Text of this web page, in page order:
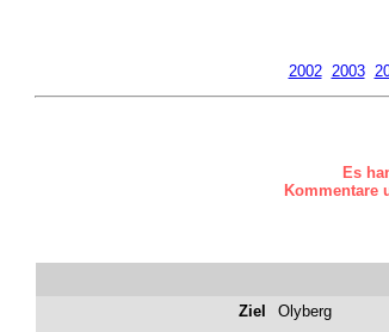
2002 2003
Es
Kommentare
Ziel Olyberg